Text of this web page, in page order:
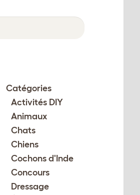
Catégories
Activités DIY
Animaux
Chats
Chiens
Cochons d'Inde
Concours
Dressage